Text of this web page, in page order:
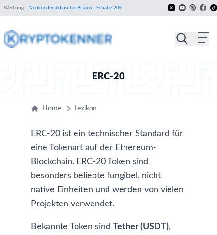
Werbung Neukundenaktion bei Bitvavo: Erhalte 20€
ERC-20
Home Lexikon
ERC-20 ist ein technischer Standard für
eine Tokenart auf der Ethereum-
Blockchain. ERC-20 Token sind
besonders beliebte fungibel, nicht
native Einheiten und werden von vielen
Projekten verwendet.
Bekannte Token sind Tether (USDT),